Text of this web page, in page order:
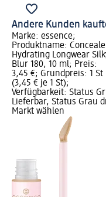
Andere Kunden
Marke: essence;
Produktname:
Hydrating Longwear
Blur 180, 10 ml; Preis:
3,45 €; Grundpreis: 1 St
(3,45 € je 1 St);
Verfügbarkeit: Status
Lieferbar, Status Grau
Markt wählen